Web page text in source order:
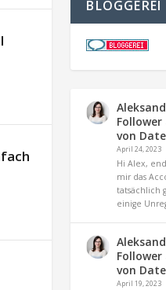
BLOGGEREI
von
April 24, 2023
Hi Alex,
mir das
tatsächlich
einige
von
April 19, 2023